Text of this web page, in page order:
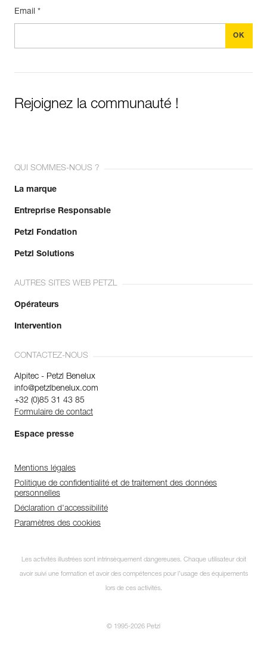
Découvrez ePPEcentre
Simplifiez le contrôle et le suivi de
votre parc d'EPI.
JE DÉCOUVRE L'APP
Email *
Rejoignez la communauté !
QUI SOMMES-NOUS ?
La marque
Entreprise Responsable
Petzl Fondation
Petzl Solutions
AUTRES SITES WEB PETZL
Opérateurs
Intervention
CONTACTEZ-NOUS
Alpitec - Petzl Benelux
info@petzlbenelux.com
+32 (0)85 31 43 85
Formulaire de contact
Espace presse
Mentions légales
Politique de confidentialité et de traitement des données
personnelles
Déclaration d'accessibilité
Paramètres des cookies
Les activités illustrées sont intrinsèquement dangereuses. Chaque utilisateur doit
avoir suivi une formation et avoir des compétences pour l’usage des équipements
lors de ces activités.
© 1995-2026 Petzl